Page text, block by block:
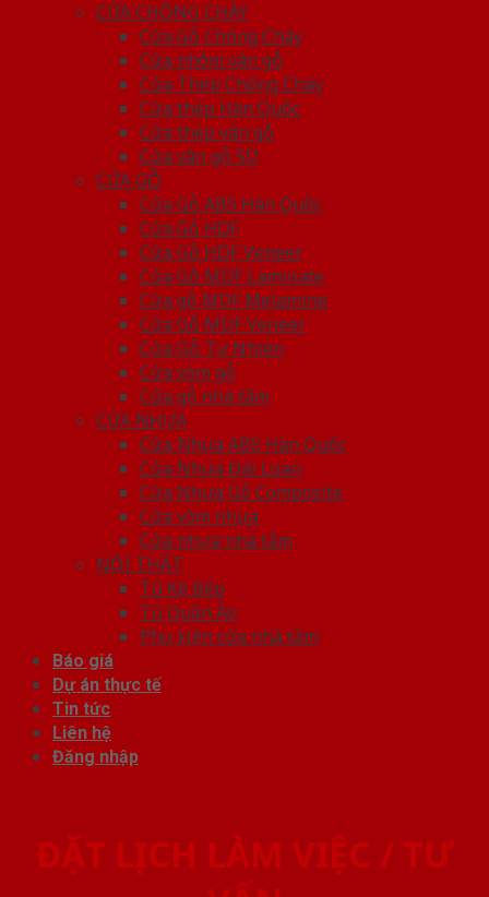
CỬA CHỐNG CHÁY
Cửa Gỗ Chống Cháy
Cửa nhôm vân gỗ
Cửa Thép Chống Cháy
Cửa thép Hàn Quốc
Cửa thép vân gỗ
Cửa vân gỗ 5D
CỬA GỖ
Cửa Gỗ ABS Hàn Quốc
Cửa Gỗ HDF
Cửa Gỗ HDF Veneer
Cửa Gỗ MDF Laminate
Cửa gỗ MDF Melamine
Cửa Gỗ MDF Veneer
Cửa Gỗ Tự Nhiên
Cửa vòm gỗ
Cửa gỗ nhà tắm
CỬA NHỰA
Cửa Nhựa ABS Hàn Quốc
Cửa Nhựa Đài Loan
Cửa Nhựa Gỗ Composite
Cửa vòm nhựa
Cửa nhựa nhà tắm
NỘI THẤT
Tủ Kệ Bếp
Tủ Quần Áo
Phụ kiện cửa nhà tắm
Báo giá
Dự án thực tế
Tin tức
Liên hệ
Đăng nhập
ĐẶT LỊCH LÀM VIỆC / TƯ